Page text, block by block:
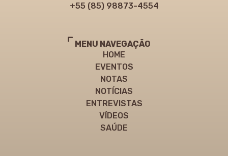
+55 (85) 98873-4554
MENU NAVEGAÇÃO
HOME
EVENTOS
NOTAS
NOTÍCIAS
ENTREVISTAS
VÍDEOS
SAÚDE